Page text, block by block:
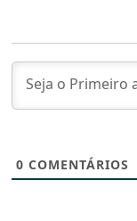
0 COMENTÁRIOS